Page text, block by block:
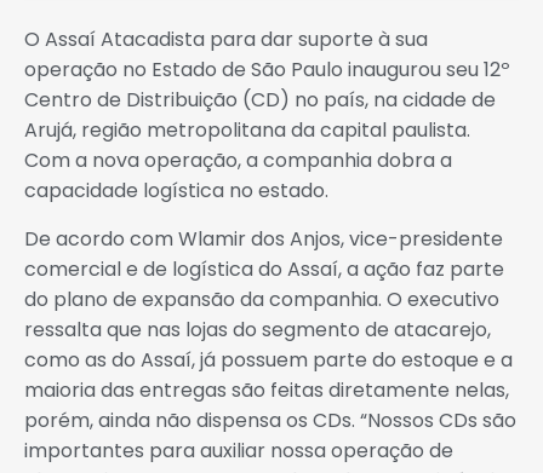
O Assaí Atacadista para dar suporte à sua
operação no Estado de São Paulo inaugurou seu 12º
Centro de Distribuição (CD) no país, na cidade de
Arujá, região metropolitana da capital paulista.
Com a nova operação, a companhia dobra a
capacidade logística no estado.
De acordo com Wlamir dos Anjos, vice-presidente
comercial e de logística do Assaí, a ação faz parte
do plano de expansão da companhia. O executivo
ressalta que nas lojas do segmento de atacarejo,
como as do Assaí, já possuem parte do estoque e a
maioria das entregas são feitas diretamente nelas,
porém, ainda não dispensa os CDs. “Nossos CDs são
importantes para auxiliar nossa operação de